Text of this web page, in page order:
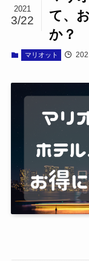
て、
か？
2021
3/22
マリオット